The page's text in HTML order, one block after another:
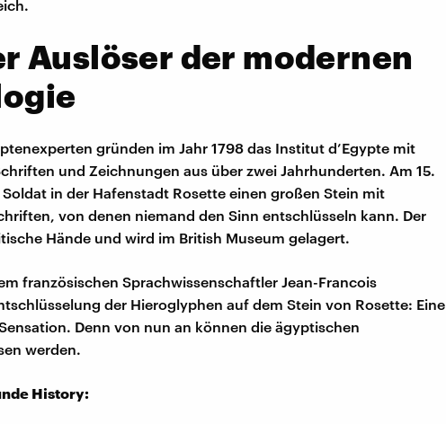
Auslöser der modernen
gründen im Jahr 1798 das Institut d’Egypte mit
und Zeichnungen aus über zwei Jahrhunderten. Am 15.
in der Hafenstadt Rosette einen großen Stein mit
von denen niemand den Sinn entschlüsseln kann. Der
Hände und wird im British Museum gelagert.
französischen Sprachwissenschaftler Jean-Francois
der Hieroglyphen auf dem Stein von Rosette: Eine
Denn von nun an können die ägyptischen
werden.
History: